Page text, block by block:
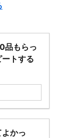
品もらっ
トする
よかっ